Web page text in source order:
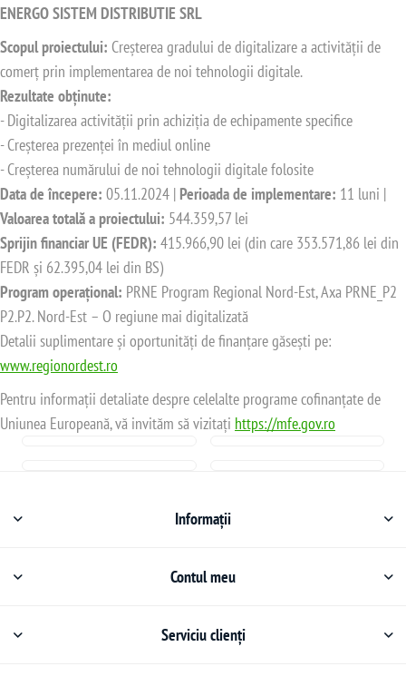
ENERGO SISTEM DISTRIBUTIE SRL
Scopul proiectului: Creșterea gradului de digitalizare a activității de
comerț prin implementarea de noi tehnologii digitale.
Rezultate obținute:
- Digitalizarea activității prin achiziția de echipamente specifice
- Creșterea prezenței în mediul online
- Creșterea numărului de noi tehnologii digitale folosite
Data de începere: 05.11.2024 | Perioada de implementare: 11 luni |
Valoarea totală a proiectului: 544.359,57 lei
Sprijin financiar UE (FEDR): 415.966,90 lei (din care 353.571,86 lei din
FEDR și 62.395,04 lei din BS)
Program operațional: PRNE Program Regional Nord-Est, Axa PRNE_P2
P2.P2. Nord-Est – O regiune mai digitalizată
Detalii suplimentare și oportunități de finanțare găsești pe:
www.regionordest.ro
Pentru informații detaliate despre celelalte programe cofinanțate de
Uniunea Europeană, vă invităm să vizitați https://mfe.gov.ro
Informații
Contul meu
Serviciu clienți